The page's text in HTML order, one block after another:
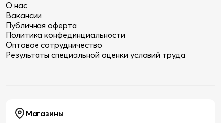
О нас
Вакансии
Публичная оферта
Политика конфединциальности
Оптовое сотрудничество
Результаты специальной оценки условий труда
Магазины